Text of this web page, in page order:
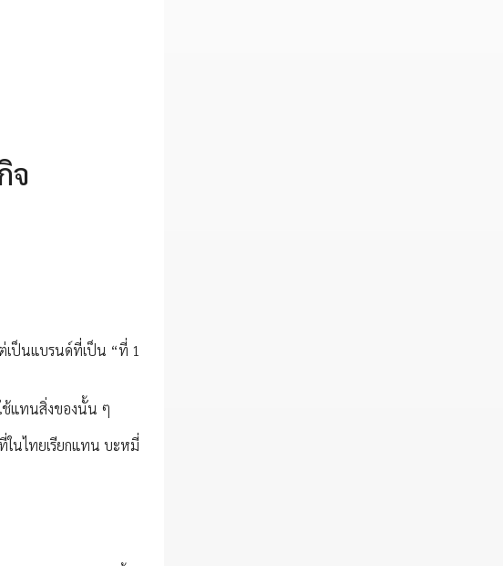
จ
เป็นแบรนด์ที่เป็น “ที่ 1
ช้แทนสิ่งของนั้น ๆ
ในไทยเรียกแทน บะหมี่